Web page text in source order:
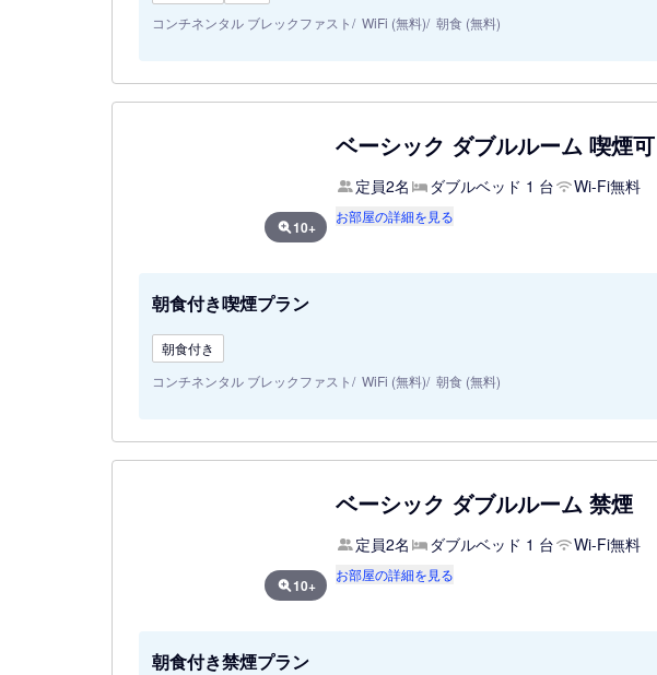
コンチネンタル ブレックファスト
WiFi (無料) 朝食 (無料)
10+
ベーシック ダブルルーム 喫煙可
定員2名 ダブルベッド 1 台 Wi-Fi無料
お部屋の詳細を見る
朝食付き喫煙プラン
朝食付き
コンチネンタル ブレックファスト
WiFi (無料) 朝食 (無料)
10+
ベーシック ダブルルーム 禁煙
定員2名 ダブルベッド 1 台 Wi-Fi無料
お部屋の詳細を見る
朝食付き禁煙プラン